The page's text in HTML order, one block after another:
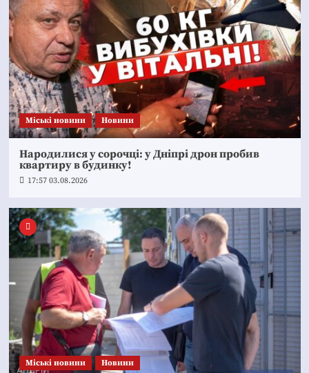
Mіські новини Новини
Народилися у сорочці: у Дніпрі дрон пробив
квартиру в будинку!
17:57 03.08.2026
Mіські новини Новини